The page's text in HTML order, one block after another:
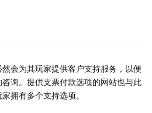
会为其玩家提供客户支持服务，以便
询。提供支票付款选项的网站也与此
拥有多个支持选项。